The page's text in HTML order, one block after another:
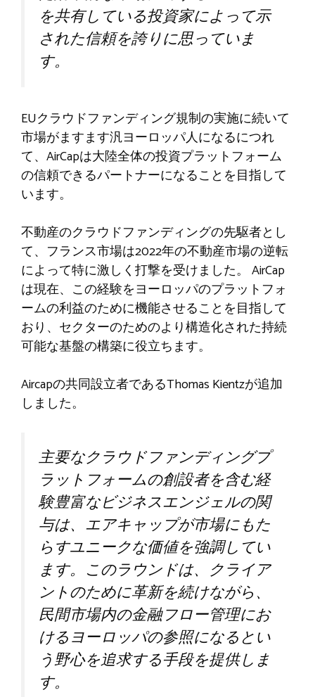
を共有している投資家によって示
された信頼を誇りに思っていま
す。
EUクラウドファンディング規制の実施に続いて
市場がますます汎ヨーロッパ人になるにつれ
て、AirCapは大陸全体の投資プラットフォーム
の信頼できるパートナーになることを目指して
います。
不動産のクラウドファンディングの先駆者とし
て、フランス市場は2022年の不動産市場の逆転
によって特に激しく打撃を受けました。 AirCap
は現在、この経験をヨーロッパのプラットフォ
ームの利益のために機能させることを目指して
おり、セクターのためのより構造化された持続
可能な基盤の構築に役立ちます。
Aircapの共同設立者であるThomas Kientzが追加
しました。
主要なクラウドファンディングプ
ラットフォームの創設者を含む経
験豊富なビジネスエンジェルの関
与は、エアキャップが市場にもた
らすユニークな価値を強調してい
ます。このラウンドは、クライア
ントのために革新を続けながら、
民間市場内の金融フロー管理にお
けるヨーロッパの参照になるとい
う野心を追求する手段を提供しま
す。